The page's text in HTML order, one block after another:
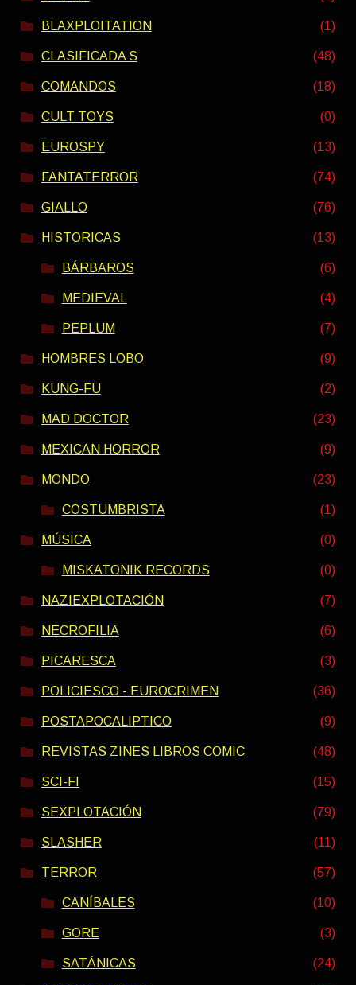
BLAXPLOITATION (1)
CLASIFICADA S (48)
COMANDOS (18)
CULT TOYS (0)
EUROSPY (13)
FANTATERROR (74)
GIALLO (76)
HISTORICAS (13)
BÁRBAROS (6)
MEDIEVAL (4)
PEPLUM (7)
HOMBRES LOBO (9)
KUNG-FU (2)
MAD DOCTOR (23)
MEXICAN HORROR (9)
MONDO (23)
COSTUMBRISTA (1)
MÚSICA (0)
MISKATONIK RECORDS (0)
NAZIEXPLOTACIÓN (7)
NECROFILIA (6)
PICARESCA (3)
POLICIESCO - EUROCRIMEN (36)
POSTAPOCALIPTICO (9)
REVISTAS ZINES LIBROS COMIC (48)
SCI-FI (15)
SEXPLOTACIÓN (79)
SLASHER (11)
TERROR (57)
CANÍBALES (10)
GORE (3)
SATÁNICAS (24)